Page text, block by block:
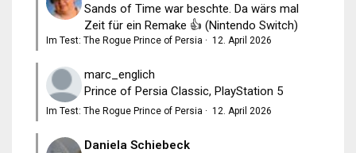
Sands of Time war beschte. Da wärs mal
Zeit für ein Remake 👍 (Nintendo Switch)
Im Test: The Rogue Prince of Persia · 12. April 2026
marc_englich
Prince of Persia Classic, PlayStation 5
Im Test: The Rogue Prince of Persia · 12. April 2026
Daniela Schiebeck